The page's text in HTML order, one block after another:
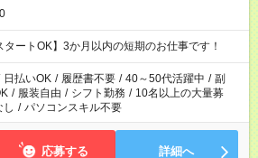
タートOK】3か月以内の短期のお仕事です！
日払いOK / 履歴書不要 / 40～50代活躍中 / 副
/ 服装自由 / シフト勤務 / 10名以上の大量募
し / パソコンスキル不要
応募する 詳細へ